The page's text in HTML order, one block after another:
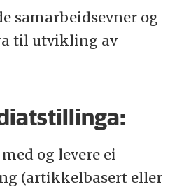
samarbeidsevner og
til utvikling av
og levere ei
(artikkelbasert eller